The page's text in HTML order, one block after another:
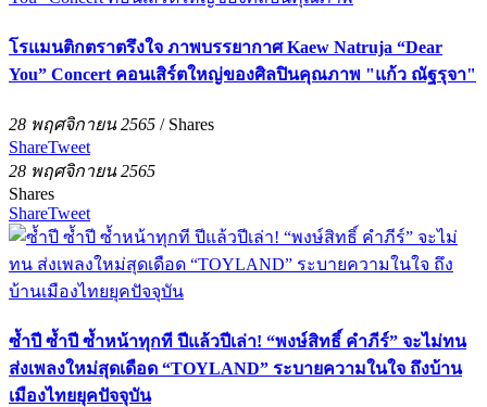
โรแมนติกตราตรึงใจ ภาพบรรยากาศ Kaew Natruja “Dear
You” Concert คอนเสิร์ตใหญ่ของศิลปินคุณภาพ "แก้ว ณัฐรุจา"
28 พฤศจิกายน 2565 / Shares
ShareTweet
28 พฤศจิกายน 2565
Shares
ShareTweet
ซ้ำปี ซ้ำปี ซ้ำหน้าทุกที ปีแล้วปีเล่า! “พงษ์สิทธิ์ คำภีร์” จะไม่ทน
ส่งเพลงใหม่สุดเดือด “TOYLAND” ระบายความในใจ ถึงบ้าน
เมืองไทยยุคปัจจุบัน